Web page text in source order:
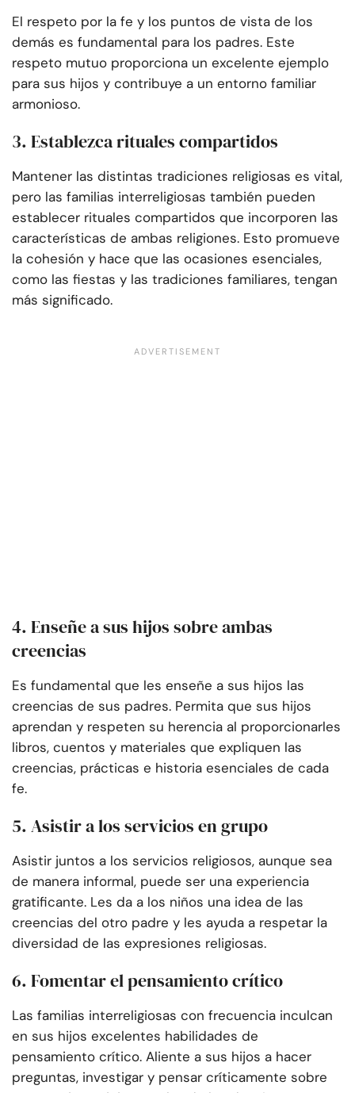
El respeto por la fe y los puntos de vista de los
demás es fundamental para los padres. Este
respeto mutuo proporciona un excelente ejemplo
para sus hijos y contribuye a un entorno familiar
armonioso.
3. Establezca rituales compartidos
Mantener las distintas tradiciones religiosas es vital,
pero las familias interreligiosas también pueden
establecer rituales compartidos que incorporen las
características de ambas religiones. Esto promueve
la cohesión y hace que las ocasiones esenciales,
como las fiestas y las tradiciones familiares, tengan
más significado.
4. Enseñe a sus hijos sobre ambas
creencias
Es fundamental que les enseñe a sus hijos las
creencias de sus padres. Permita que sus hijos
aprendan y respeten su herencia al proporcionarles
libros, cuentos y materiales que expliquen las
creencias, prácticas e historia esenciales de cada
fe.
5. Asistir a los servicios en grupo
Asistir juntos a los servicios religiosos, aunque sea
de manera informal, puede ser una experiencia
gratificante. Les da a los niños una idea de las
creencias del otro padre y les ayuda a respetar la
diversidad de las expresiones religiosas.
6. Fomentar el pensamiento crítico
Las familias interreligiosas con frecuencia inculcan
en sus hijos excelentes habilidades de
pensamiento crítico. Aliente a sus hijos a hacer
preguntas, investigar y pensar críticamente sobre